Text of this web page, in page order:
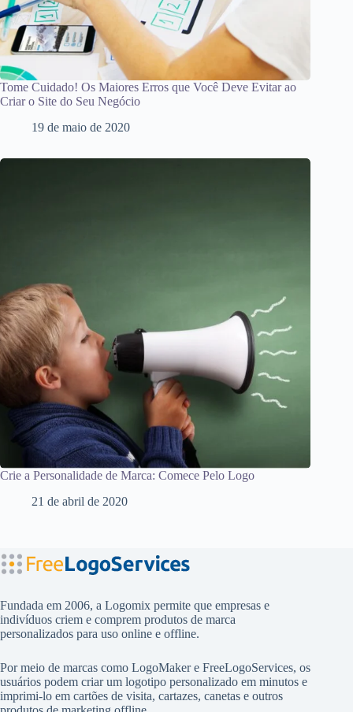
Tome Cuidado! Os Maiores Erros que Você Deve Evitar ao
Criar o Site do Seu Negócio
19 de maio de 2020
Crie a Personalidade de Marca: Comece Pelo Logo
21 de abril de 2020
Fundada em 2006, a Logomix permite que empresas e
indivíduos criem e comprem produtos de marca
personalizados para uso online e offline.
Por meio de marcas como LogoMakere FreeLogoServices, os
usuários podem criar um logotipo personalizado em minutos e
imprimi-lo em cartões de visita, cartazes, canetas e outros